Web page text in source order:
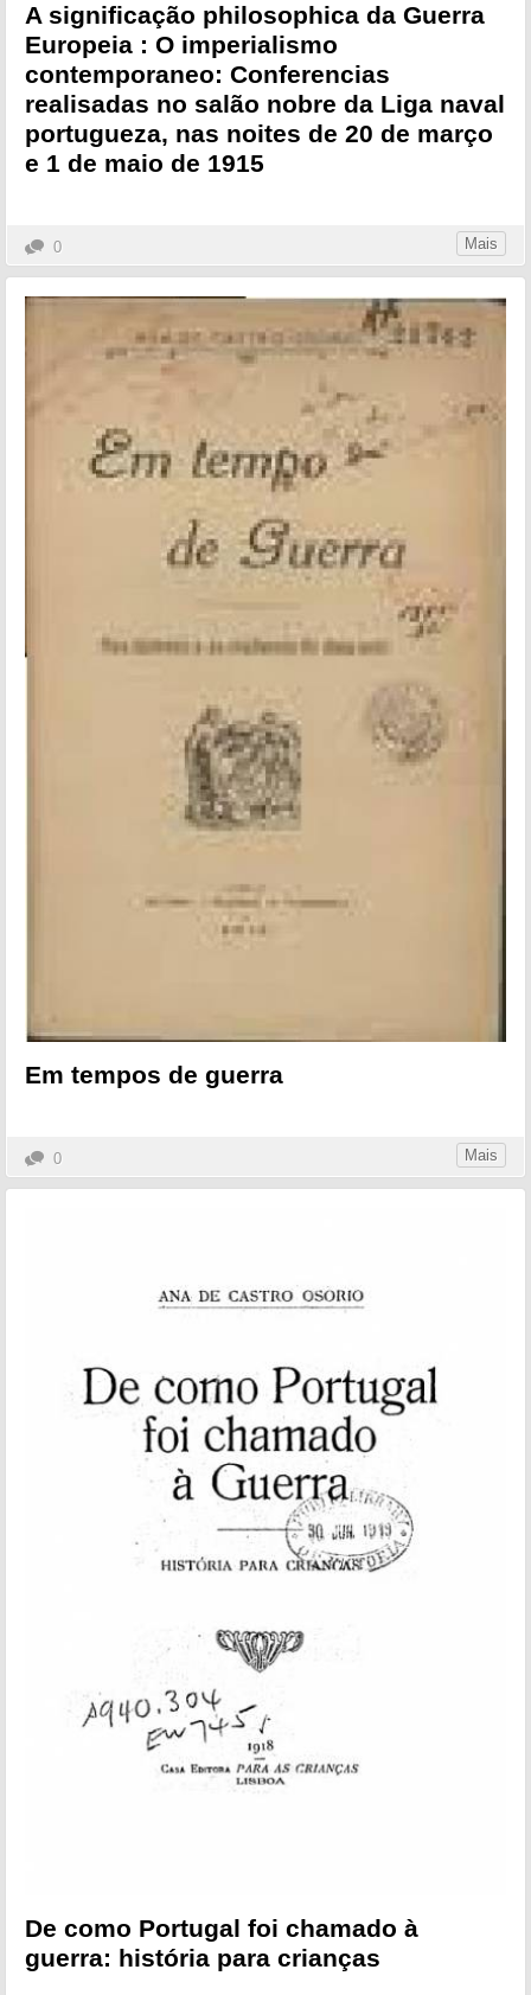
A significação philosophica da Guerra
Europeia : O imperialismo
contemporaneo: Conferencias
realisadas no salão nobre da Liga naval
portugueza, nas noites de 20 de março
e 1 de maio de 1915
0 Mais
Em tempos de guerra
0 Mais
De como Portugal foi chamado à
guerra: história para crianças